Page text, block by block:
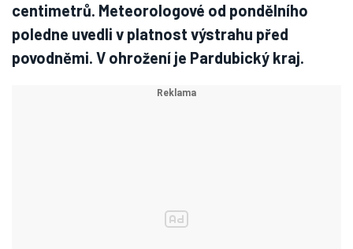
centimetrů. Meteorologové od pondělního
poledne uvedli v platnost výstrahu před
povodněmi. V ohrožení je Pardubický kraj.